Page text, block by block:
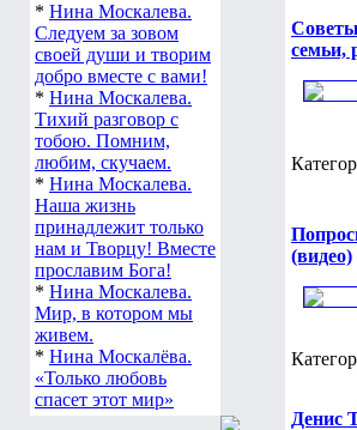
* Нина Москалева.
Следуем за зовом
своей души и творим
добро вместе с вами!
* Нина Москалева.
Тихий разговор с
тобою. Помним,
любим, скучаем.
* Нина Москалева.
Наша жизнь
принадлежит только
нам и Творцу! Вместе
прославим Бога!
* Нина Москалева.
Мир, в котором мы
живем.
* Нина Москалёва.
«Только любовь
спасет этот мир»
семьи,
(видео)
Денис